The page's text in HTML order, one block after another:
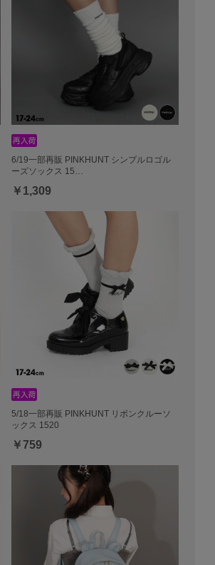
6/19一部再販 PINKHUNT シンプルロゴル
ーズソックス 15…
￥1,309
5/18一部再販 PINKHUNT リボンクルーソ
ックス 1520
￥759